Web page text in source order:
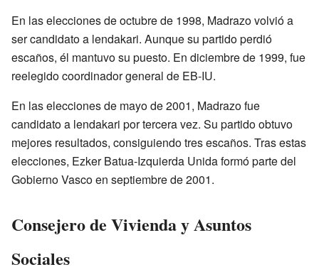
En las elecciones de octubre de 1998, Madrazo volvió a
ser candidato a lendakari. Aunque su partido perdió
escaños, él mantuvo su puesto. En diciembre de 1999, fue
reelegido coordinador general de EB-IU.
En las elecciones de mayo de 2001, Madrazo fue
candidato a lendakari por tercera vez. Su partido obtuvo
mejores resultados, consiguiendo tres escaños. Tras estas
elecciones, Ezker Batua-Izquierda Unida formó parte del
Gobierno Vasco en septiembre de 2001.
Consejero de Vivienda y Asuntos
Sociales